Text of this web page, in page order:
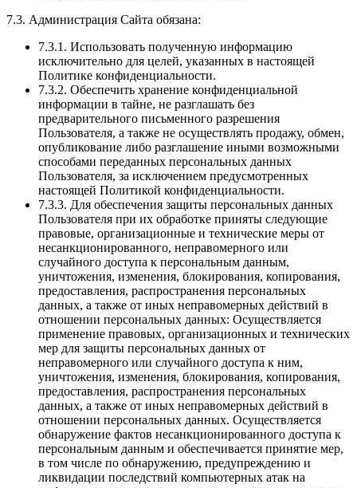
7.3. Администрация Сайта обязана:
7.3.1. Использовать полученную информацию
исключительно для целей, указанных в настоящей
Политике конфиденциальности.
7.3.2. Обеспечить хранение конфиденциальной
информации в тайне, не разглашать без
предварительного письменного разрешения
Пользователя, а также не осуществлять продажу, обмен,
опубликование либо разглашение иными возможными
способами переданных персональных данных
Пользователя, за исключением предусмотренных
настоящей Политикой конфиденциальности.
7.3.3. Для обеспечения защиты персональных данных
Пользователя при их обработке приняты следующие
правовые, организационные и технические меры от
несанкционированного, неправомерного или
случайного доступа к персональным данным,
уничтожения, изменения, блокирования, копирования,
предоставления, распространения персональных
данных, а также от иных неправомерных действий в
отношении персональных данных: Осуществляется
применение правовых, организационных и технических
мер для защиты персональных данных от
неправомерного или случайного доступа к ним,
уничтожения, изменения, блокирования, копирования,
предоставления, распространения персональных
данных, а также от иных неправомерных действий в
отношении персональных данных. Осуществляется
обнаружение фактов несанкционированного доступа к
персональным данным и обеспечивается принятие мер,
в том числе по обнаружению, предупреждению и
ликвидации последствий компьютерных атак на